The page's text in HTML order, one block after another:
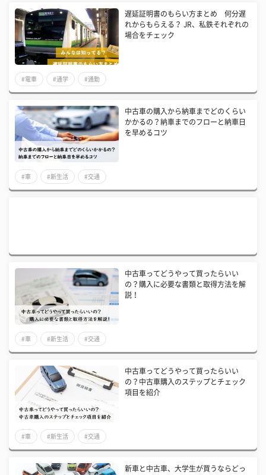
遅延証明書のもらい方まとめ 何分遅
れからもらえる？ JR、私鉄それぞれの
場合をチェック
#電車 #通学 #通勤
中古車の購入から納車までどのくらい
かかるの？納車までのフローと納車日
を早めるコツ
#車 #新生活 #交通
中古車ってどうやって買ったらいい
の？購入に必要な書類と取得方法を解
説！
#車 #新生活 #交通
中古車ってどうやって買ったらいい
の？中古車購入のステップとチェック
項目を紹介
#車 #新生活 #交通
新車と中古車、大学生が買うならどっ